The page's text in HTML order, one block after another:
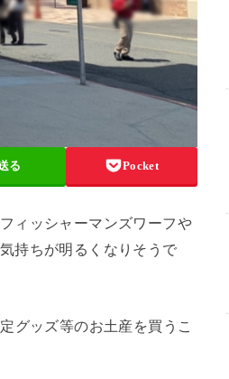
る Pocket
ィッシャーマンズワーフや
持ちが明るくなりそうで
グッズ等のお土産を買うこ